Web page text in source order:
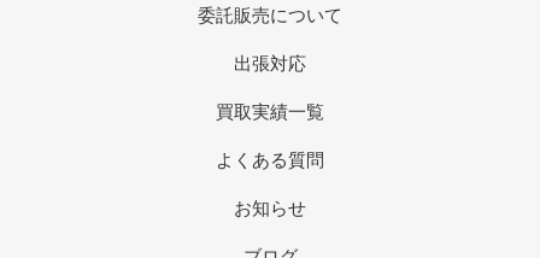
委託販売について
出張対応
買取実績一覧
よくある質問
お知らせ